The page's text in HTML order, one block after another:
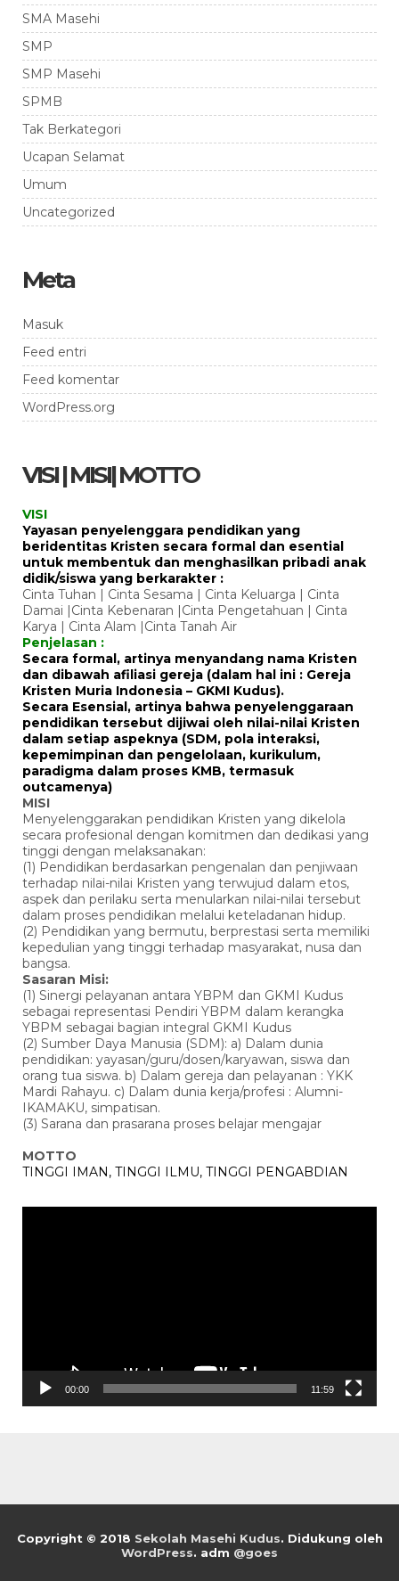
SMA Masehi
SMP
SMP Masehi
SPMB
Tak Berkategori
Ucapan Selamat
Umum
Uncategorized
Meta
Masuk
Feed entri
Feed komentar
WordPress.org
VISI | MISI| MOTTO
VISI
Yayasan penyelenggara pendidikan yang
beridentitas Kristen secara formal dan esential
untuk membentuk dan menghasilkan pribadi anak
didik/siswa yang berkarakter :
Cinta Tuhan | Cinta Sesama | Cinta Keluarga | Cinta
Damai |Cinta Kebenaran |Cinta Pengetahuan | Cinta
Karya | Cinta Alam |Cinta Tanah Air
Penjelasan :
Secara formal, artinya menyandang nama Kristen
dan dibawah afiliasi gereja (dalam hal ini : Gereja
Kristen Muria Indonesia – GKMI Kudus).
Secara Esensial, artinya bahwa penyelenggaraan
pendidikan tersebut dijiwai oleh nilai-nilai Kristen
dalam setiap aspeknya (SDM, pola interaksi,
kepemimpinan dan pengelolaan, kurikulum,
paradigma dalam proses KMB, termasuk
outcamenya)
MISI
Menyelenggarakan pendidikan Kristen yang dikelola
secara profesional dengan komitmen dan dedikasi yang
tinggi dengan melaksanakan:
(1) Pendidikan berdasarkan pengenalan dan penjiwaan
terhadap nilai-nilai Kristen yang terwujud dalam etos,
aspek dan perilaku serta menularkan nilai-nilai tersebut
dalam proses pendidikan melalui keteladanan hidup.
(2) Pendidikan yang bermutu, berprestasi serta memiliki
kepedulian yang tinggi terhadap masyarakat, nusa dan
bangsa.
Sasaran Misi:
(1) Sinergi pelayanan antara YBPM dan GKMI Kudus
sebagai representasi Pendiri YBPM dalam kerangka
YBPM sebagai bagian integral GKMI Kudus
(2) Sumber Daya Manusia (SDM): a) Dalam dunia
pendidikan: yayasan/guru/dosen/karyawan, siswa dan
orang tua siswa. b) Dalam gereja dan pelayanan : YKK
Mardi Rahayu. c) Dalam dunia kerja/profesi : Alumni-
IKAMAKU, simpatisan.
(3) Sarana dan prasarana proses belajar mengajar
MOTTO
TINGGI IMAN, TINGGI ILMU, TINGGI PENGABDIAN
00:00 11:59
Copyright © 2018 Sekolah Masehi Kudus. Didukung oleh
WordPress. adm @goes